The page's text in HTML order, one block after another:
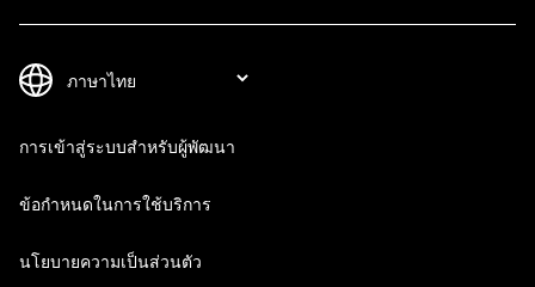
การเข้าสู่ระบบสำหรับผู้พัฒนา
ข้อกำหนดในการใช้บริการ
นโยบายความเป็นส่วนตัว